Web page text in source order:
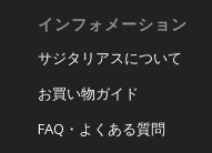
インフォメーション
サジタリアスについて
お買い物ガイド
FAQ・よくある質問